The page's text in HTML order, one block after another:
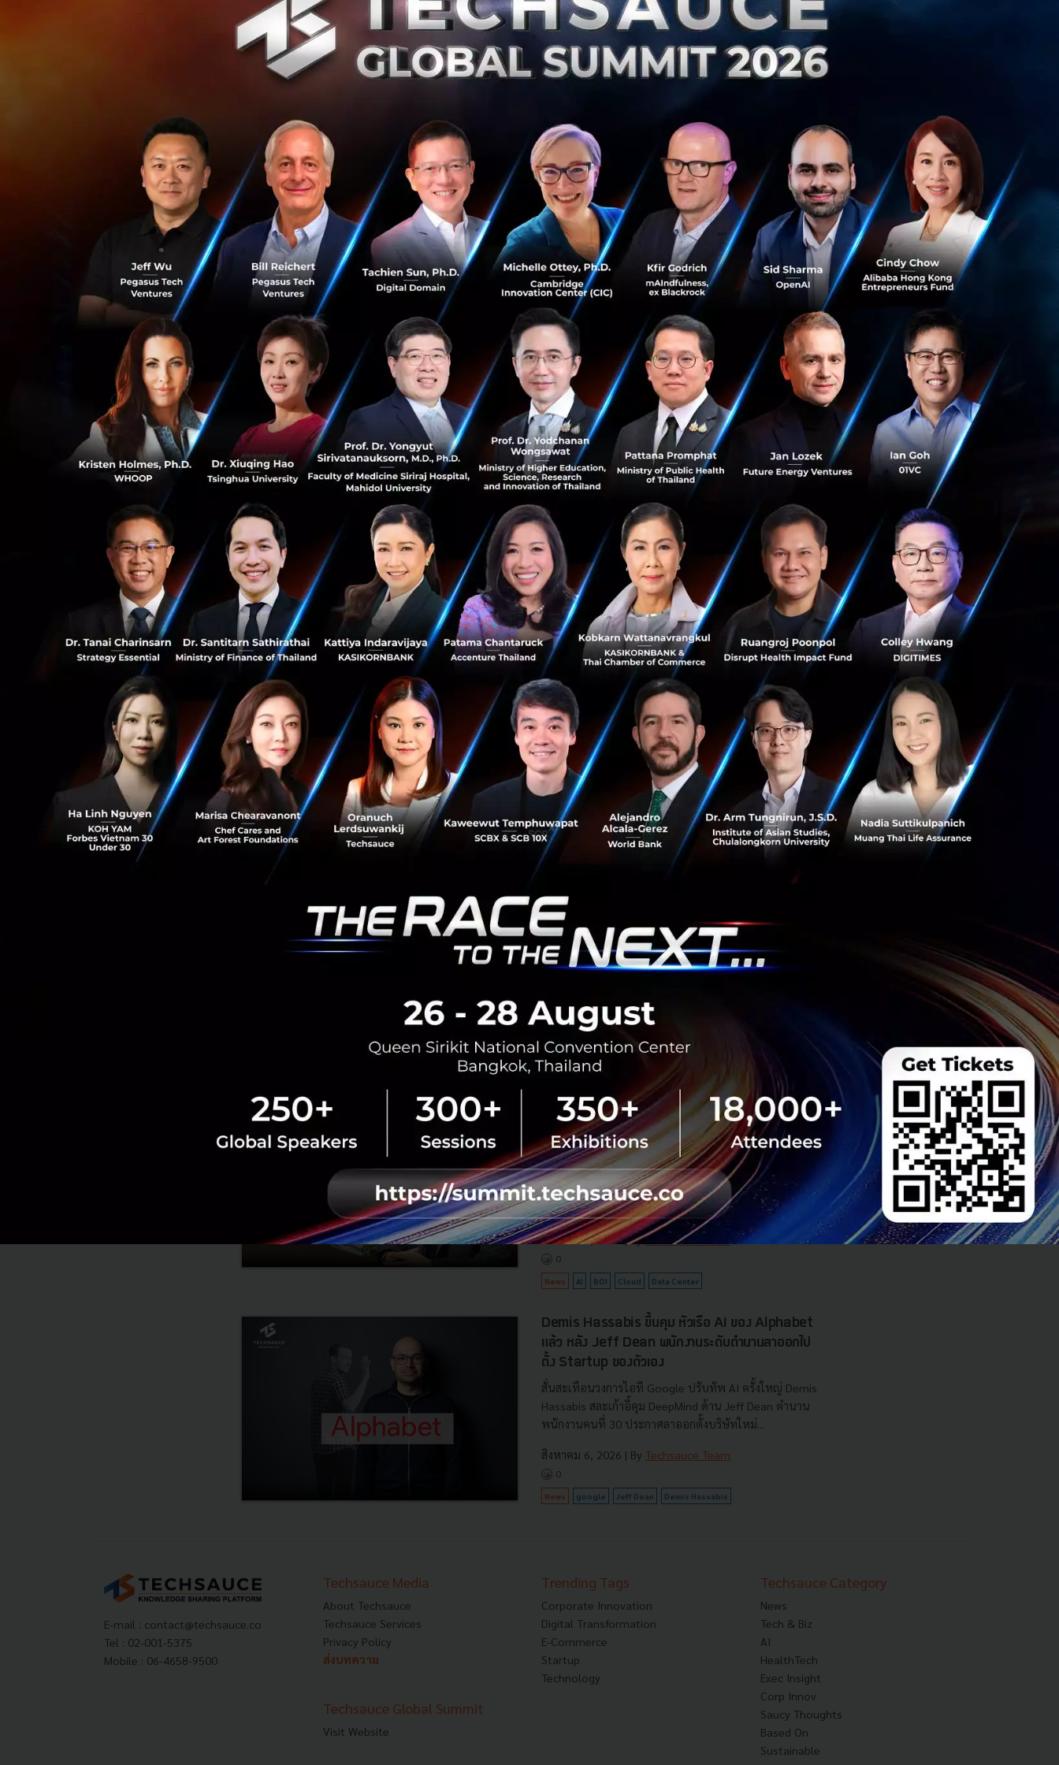
0
30
1. นาย คิน เฮ็ง เน็ง ประธานเจ้าหน้าที่บริหาร KEX จำหน่ายหุ้นจำนวน 3.5 ล้านหุ้น ในราคาหุ้นละ 52
บาท คิดเป็นมูลค่า 182 ล้านบาท
2. นาย ชุน ซัง ฉ่อย รองกรรมการผู้อำนวยการใหญ่ KEX จำหน่ายหุ้น จำนวน 3 ล้านหุ้น ในราคาหุ้นละ
52 บาท คิดเป็นมูลค่า 156 ล้านบาท
3. นาย วราวุธ นาถประดิษฐ์ กรรมการละประธานเจ้าหน้าที่บริหารสายงานปฏิบัติการ KEX จำหน่าย
หุ้นจำนวน 2 ล้านหุ้น ในราคาหุ้นละ 52 บาท คิดเป็นมูลค่า 104 ล้านบาท
4. นางสาว วันวิสาข์ ทัศนปรีชาชัย กรรมการบริหารสายงานการเงินและบัญชี KEX จำหน่ายหุ้นจำนวน
1 ล้านหุ้น ในราคาหุ้นละ 52 บาท คิดเป็นมูลค่า 52 ล้านบาท
News kex kerry-express
No comment
RELATED ARTICLE
นวัตกรรม–ปฏิรูประบบราชการ เพื่อยกระดับขีดความ
สามารถประเทศ
นายอนุทิน ชาญวีรกูล นายกรัฐมนตรีและรัฐมนตรีว่าการ
กระทรวงมหาดไทย กล่าวปาฐกถาพิเศษในหัวข้อ “ฝ่าวิกฤติ
รับมือระเบียบโลกใหม่” ในงาน The INTANIA Forum...
สิงหาคม 6, 2026 | ByTechsauce Team
0
News ประเทศไทย เศรษฐกิจไทย
BOI รื้อเกณฑ์ Data Center ชู 4 มิติดันไทยสู่ฮับ AI
ยั่งยืน คุมเข้มใช้พลังงาน ทรัพยากรน้ำ พร้อมตอบโจทย์
ชาติ และการจ้างงานไทย
บีโอไอขานรับระเบียบใหม่คุมดาต้าเซ็นเตอร์ตามมติ ครม.
เดินหน้ายกเครื่องเกณฑ์คัดกรองโครงการด้วย 4 มิติ พร้อม
เปิดข้อมูล 42 โครงการ ลงทุนรวม 7.5 แสนล้านบาท
ครอบคลุมประโยชน์ต่อประเทศ พลั...
สิงหาคม 6, 2026| ByTechsauce Team
0
News AI BOI Cloud Data Center
Demis Hassabis ขึ้นคุม หัวเรือ AI ของ Alphabet
แล้ว หลัง Jeff Dean พนักงานระดับตำนานลาออกไป
ตั้ง Startup ของตัวเอง
สั่นสะเทือนวงการไอที Google ปรับทัพ AI ครั้งใหญ่ Demis
Hassabis สละเก้าอี้คุม DeepMind ด้าน Jeff Dean ตำนาน
พนักงานคนที่ 30 ประกาศลาออกตั้งบริษัทใหม่...
สิงหาคม 6, 2026 | By Techsauce Team
0
News google Jeff Dean Demis Hassabis
E-mail : contact@techsauce.co
Tel : 02-001-5375
Mobile : 06-4658-9500
Techsauce Media
About Techsauce
Techsauce Services
Privacy Policy
ส่งบทความ
Techsauce Global Summit
Visit Website
Trending Tags
Corporate Innovation
Digital Transformation
E-Commerce
Startup
Technology
Techsauce Category
News
Tech & Biz
AI
HealthTech
Exec Insight
Corp Innov
Saucy Thoughts
Based On
Sustainable